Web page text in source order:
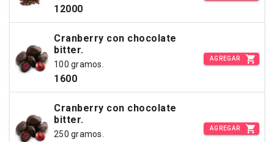
12000
Cranberry con chocolate
bitter.
100 gramos.
1600
AGREGAR
Cranberry con chocolate
bitter.
250 gramos.
AGREGAR